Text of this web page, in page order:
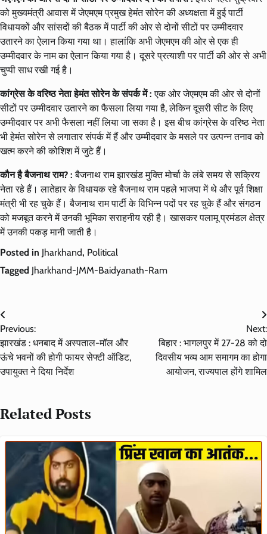
को मुख्यमंत्री आवास में जेएमएम प्रमुख हेमंत सोरेन की अध्यक्षता में हुई पार्टी
विधायकों और सांसदों की बैठक में पार्टी की ओर से दोनों सीटों पर उम्मीदवार
उतारने का ऐलान किया गया था। हालांकि अभी जेएमएम की ओर से एक ही
उम्मीदवार के नाम का ऐलान किया गया है। दूसरे प्रत्याशी पर पार्टी की ओर से अभी
चुप्पी साध रखी गई है।
कांग्रेस के वरिष्ठ नेता हेमंत सोरेन के संपर्क में : एक ओर जेएमएम की ओर से दोनों
सीटों पर उम्मीदवार उतारने का फैसला लिया गया है, लेकिन दूसरी सीट के लिए
उम्मीदवार पर अभी फैसला नहीं लिया जा सका है। इस बीच कांग्रेस के वरिष्ठ नेता
भी हेमंत सोरेन से लगातार संपर्क में हैं और उम्मीदवार के मसले पर उत्पन्न तनाव को
खत्म करने की कोशिश में जुटे हैं।
कौन है बैजनाथ राम? :बैजनाथ राम झारखंड मुक्ति मोर्चा के लंबे समय से सक्रिय
नेता रहे हैं। लातेहार के विधायक रहे बैजनाथ राम पहले भाजपा में थे और पूर्व शिक्षा
मंत्री भी रह चुके हैं। बैजनाथ राम पार्टी के विभिन्न पदों पर रह चुके हैं और संगठन
को मजबूत करने में उनकी भूमिका सराहनीय रही है। खासकर पलामू प्रमंडल क्षेत्र
में उनकी पकड़ मानी जाती है।
Posted in Jharkhand, Political
Tagged Jharkhand-JMM-Baidyanath-Ram
Post
navigation
Previous:
झारखंड : धनबाद में अस्पताल-मॉल और
ऊंचे भवनों की होगी फायर सेफ्टी ऑडिट,
उपायुक्त ने दिया निर्देश
Next:
बिहार : भागलपुर में 27-28 को दो
दिवसीय भव्य आम समागम का होगा
आयोजन, राज्यपाल होंगे शामिल
Related Posts